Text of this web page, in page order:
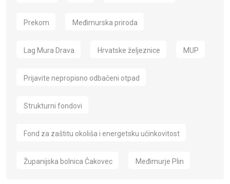
Prekom Međimurska priroda
Lag Mura Drava Hrvatske željeznice MUP
Prijavite nepropisno odbačeni otpad
Strukturni fondovi
Fond za zaštitu okoliša i energetsku učinkovitost
Županijska bolnica Čakovec Međimurje Plin